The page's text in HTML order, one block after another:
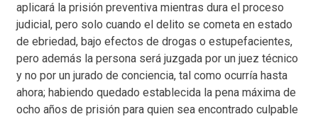
aplicará la prisión preventiva mientras dura el proceso
judicial, pero solo cuando el delito se cometa en estado
de ebriedad, bajo efectos de drogas o estupefacientes,
pero además la persona será juzgada por un juez técnico
y no por un jurado de conciencia, tal como ocurría hasta
ahora; habiendo quedado establecida la pena máxima de
ocho años de prisión para quien sea encontrado culpable